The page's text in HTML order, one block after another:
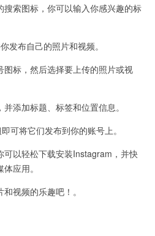
索图标，你可以输入你感兴趣的标
布自己的照片和视频。
标，然后选择要上传的照片或视
添加标题、标签和位置信息。
将它们发布到你的账号上。
以轻松下载安装Instagram，并快
应用。
视频的乐趣吧！。